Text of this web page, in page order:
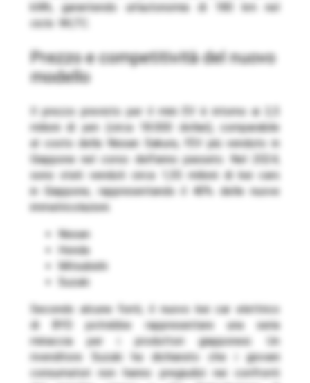
kWh, garantendo un’autonomia di 180 km nel
ciclo WLTC.
prezzo e competitività del nuovo
modello
Il prezzo previsto per il mini EV è intorno ai 2,5
milioni di yen (circa 18.000 dollari), comparabile
al costo della Nissan Sakura, l’EV più venduto in
Giappone nel corso dell’anno passato. Nel 2024,
sono stati venduti circa 1,55 milioni di kei cars
in Giappone, rappresentando il 40% delle nuove
immatricolazioni.
Nissan
Honda
Mitsubishi
Suzuki
Secondo alcune fonti, il nuovo kei car elettrico
di BYD potrebbe rappresentare una seria
minaccia per i produttori giapponesi. Un
rivenditore Suzuki ha dichiarato che i giovani
consumatori non hanno pregiudizi nei confronti